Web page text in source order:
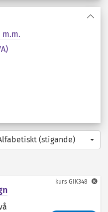
(stigande)
kurs GIK348